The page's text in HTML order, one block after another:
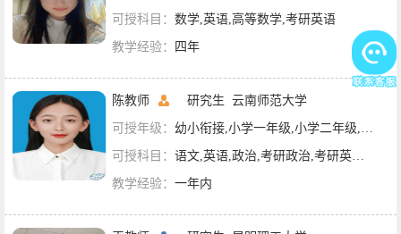
可授科目： 数学,英语,高等数学,考研英语
教学经验： 四年
陈教师 研究生 云南师范大学
可授年级： 幼小衔接,小学一年级,小学二年级,小学三年级,小学四年级,小学五年级,小学六年级,初一,初二,高一,高二,大学课程,英语四六级,专升本辅导,考研辅导
可授科目： 语文,英语,政治,考研政治,考研英语,文科综合
教学经验： 一年内